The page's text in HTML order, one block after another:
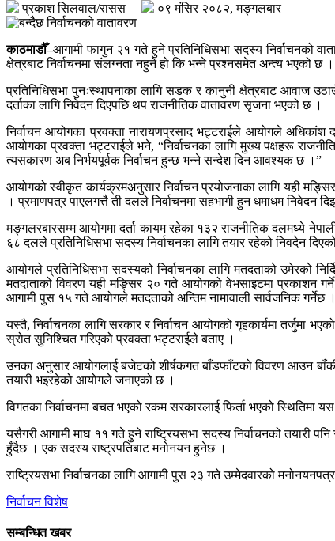
प्रकाश सिलवाल/रासस ०९ मंसिर २०८२, मङ्गलबार
काठमाडौँ–आगामी फागुन २१ गते हुने प्रतिनिधिसभा सदस्य निर्वाचनको
क्षेत्रबाट निर्वाचनमा संलग्नता नहुने हो कि भन्ने प्रश्नसमेत अन्त्य भएको छ ।
प्रतिनिधिसभा पुनःस्थापनाका लागि सडक र कानुनी क्षेत्रबाट आवाज
दर्ताका लागि निवेदन दिएपछि थप राजनीतिक वातावरण सृजना भएको छ ।
निर्वाचन आयोगका प्रवक्ता नारायणप्रसाद भट्टराईले आयोगले
आयोगका प्रवक्ता भट्टराईले भने, “निर्वाचनका लागि मुख्य पक्षहरू
त्यसकारण अब निर्भयपूर्वक निर्वाचन हुन्छ भन्ने सन्देश दिन आवश्यक छ ।”
आयोगको स्वीकृत कार्यक्रमअनुसार निर्वाचन प्रयोजनाका लागि यही
। प्रमाणपत्र पाएलगत्तै ती दलले निर्वाचनमा सहभागी हुन धमाधम निवेदन
मङ्गलरबारसम्म आयोगमा दर्ता कायम रहेका १३२ राजनीतिक दलमध्ये नेपाली
६८ दलले प्रतिनिधिसभा सदस्य निर्वाचनका लागि तयार रहेको निवदेन
आयोगले प्रतिनिधिसभा सदस्यको निर्वाचनका लागि मतदताको उमेरको
मतदाताको विवरण यही मङ्सिर २० गते आयोगको वेभसाइटमा प्रकाशन
आगामी पुस १५ गते आयोगले मतदताको अन्तिम नामावाली सार्वजनिक गर्नेछ ।
यस्तै, निर्वाचनका लागि सरकार र निर्वाचन आयोगको गृहकार्यमा तर्जुमा
स्रोत सुनिश्चित गरिएको प्रवक्ता भट्टराईले बताए ।
उनका अनुसार आयोगलाई बजेटको शीर्षकगत बाँडफाँटको विवरण आउन
तयारी भइरहेको आयोगले जनाएको छ ।
विगतका निर्वाचनमा बचत भएको रकम सरकारलाई फिर्ता भएको स्थितिमा
यसैगरी आगामी माघ ११ गते हुने राष्ट्रियसभा सदस्य निर्वाचनको तयारी
हुँदैछ । एक सदस्य राष्ट्रपतिबाट मनोनयन हुनेछ ।
राष्ट्रियसभा निर्वाचनका लागि आगामी पुस २३ गते उम्मेदवारको मनोनयनपत्र
निर्वाचन विशेष
सम्बन्धित खबर